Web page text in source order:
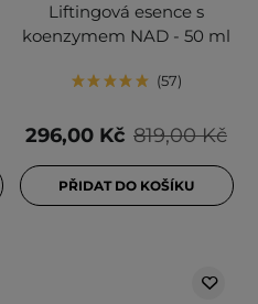
Liftingová esence s
koenzymem NAD - 50 ml
57
819,00 Kč
296,00 Kč
PŘIDAT DO KOŠÍKU